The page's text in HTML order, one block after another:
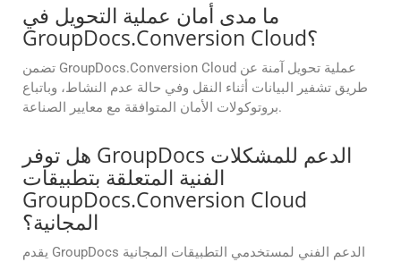
ما مدى أمان عملية التحويل في
GroupDocs.Conversion Cloud؟
تضمن GroupDocs.Conversion Cloud عملية تحويل آمنة عن
طريق تشفير البيانات أثناء النقل وفي حالة عدم النشاط، وباتباع
بروتوكولات الأمان المتوافقة مع معايير الصناعة.
هل توفر GroupDocs الدعم للمشكلات
الفنية المتعلقة بتطبيقات
GroupDocs.Conversion Cloud
المجانية؟
يقدم GroupDocs الدعم الفني لمستخدمي التطبيقات المجانية